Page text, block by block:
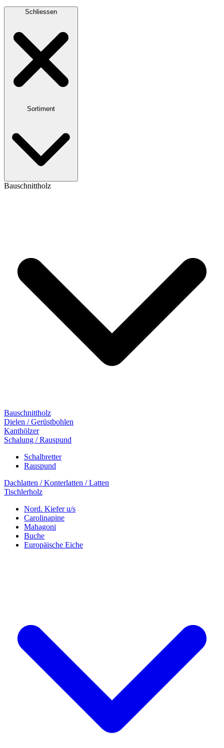
Schliessen
Sortiment
Bauschnittholz
Bauschnittholz
Dielen / Gerüstbohlen
Kanthölzer
Schalung / Rauspund
Schalbretter
Rauspund
Dachlatten / Konterlatten / Latten
Tischlerholz
Nord. Kiefer u/s
Carolinapine
Mahagoni
Buche
Europäische Eiche